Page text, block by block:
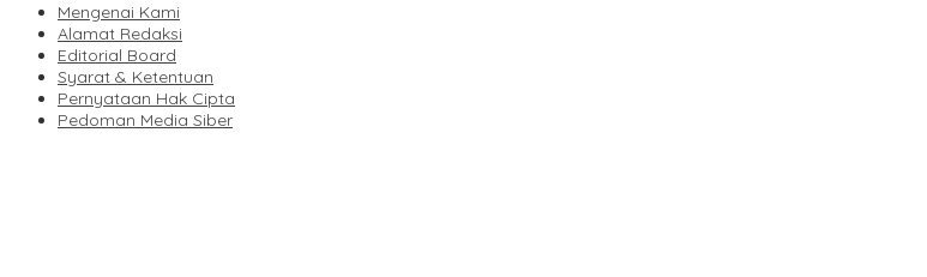
Mengenai Kami
Alamat Redaksi
Editorial Board
Syarat & Ketentuan
Pernyataan Hak Cipta
Pedoman Media Siber